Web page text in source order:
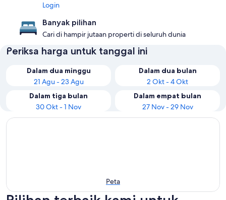
Login
Banyak pilihan
Cari di hampir jutaan properti di seluruh dunia
Periksa harga untuk tanggal ini
Dalam dua minggu
21 Agu - 23 Agu
Dalam dua bulan
2 Okt - 4 Okt
Dalam tiga bulan
30 Okt - 1 Nov
Dalam empat bulan
27 Nov - 29 Nov
Peta